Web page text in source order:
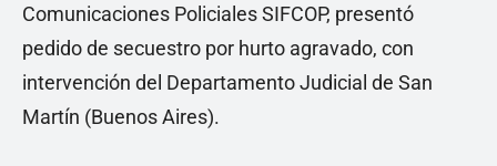
Comunicaciones Policiales SIFCOP, presentó
pedido de secuestro por hurto agravado, con
intervención del Departamento Judicial de San
Martín (Buenos Aires).